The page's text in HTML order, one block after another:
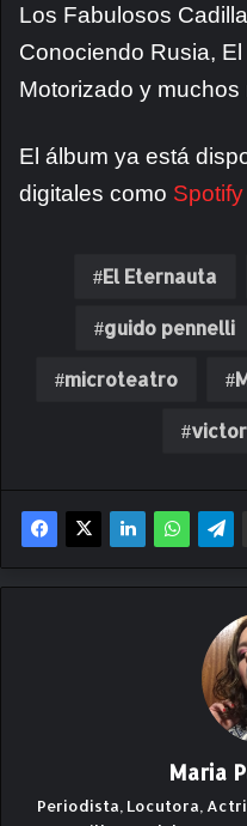
Los Fabulosos
Conociendo Rusia,
Motorizado y muchos
El álbum ya está
digitales como Spotify
El Eternauta
guido pennelli
microteatro
Maria
Periodista, Locutora,